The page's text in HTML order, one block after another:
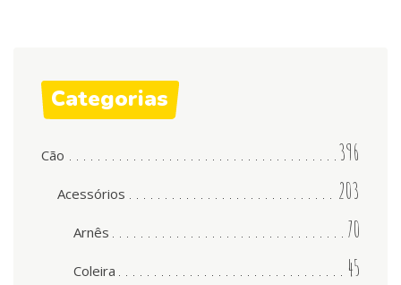
Categorias
Cão 396
Acessórios 203
Arnês 70
Coleira 45